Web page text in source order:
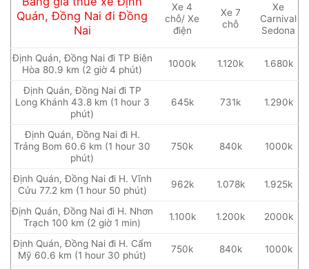
Quán, Đồng Nai đi Đồng
Nai
Xe 4
chỗ/ Xe
điện
Xe 7
chỗ
Xe
Carnival
Sedona
Định Quán, Đồng Nai đi TP Biên
Hòa 80.9 km (2 giờ 4 phút)
1000k 1.120k 1.680k
Định Quán, Đồng Nai đi TP
Long Khánh 43.8 km (1 hour 3
phút)
645k 731k 1.290k
Định Quán, Đồng Nai đi H.
Trảng Bom 60.6 km (1 hour 30
phút)
750k 840k 1000k
Định Quán, Đồng Nai đi H. Vĩnh
Cửu 77.2 km (1 hour 50 phút)
962k 1.078k 1.925k
Định Quán, Đồng Nai đi H. Nhơn
Trạch 100 km (2 giờ 1 min)
1.100k 1.200k 2000k
Định Quán, Đồng Nai đi H. Cẩm
Mỹ 60.6 km (1 hour 30 phút)
750k 840k 1000k